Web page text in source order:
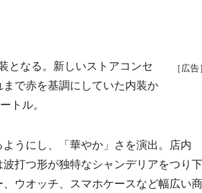
［広告］
となる。新しいストアコンセ
で赤を基調にしていた内装か
トル。
うにし、「華やか」さを演出。店内
打つ形が独特なシャンデリアをつり下
ウオッチ、スマホケースなど幅広い商